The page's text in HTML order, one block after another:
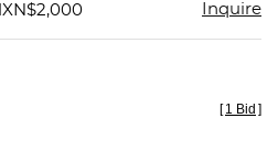
Inquire
[ 1 Bid ]